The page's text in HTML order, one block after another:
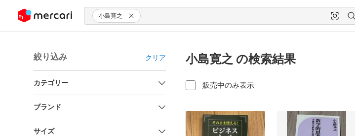
ツにスキップ 小島寛之
絞り込み クリア
カテゴリー
ブランド
サイズ
小島寛之 の検索結果
販売中のみ表示